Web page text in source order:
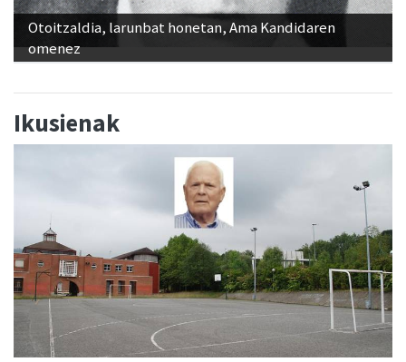
Otoitzaldia, larunbat honetan, Ama Kandidaren
omenez
Ikusienak